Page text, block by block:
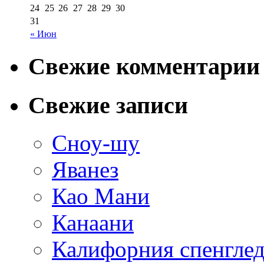
« Июн
24 25 26 27 28 29 30
31
Свежие комментарии
Свежие записи
Сноу-шу
Яванез
Као Мани
Канаани
Калифорния